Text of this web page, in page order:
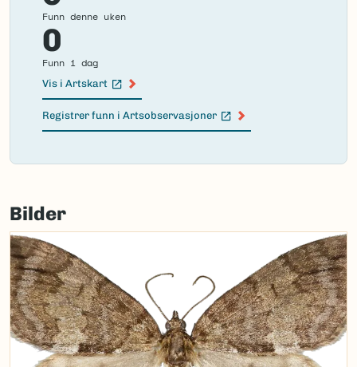
Funn denne uken
0
Funn i dag
Vis i Artskart
(Ekstern lenke)
Registrer funn i Artsobservasjoner
(Ekstern lenke)
Failed
load
map.
Bilder